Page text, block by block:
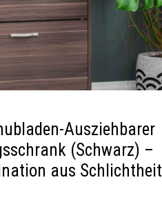
Ausziehbarer
(Schwarz) –
aus Schlichtheit